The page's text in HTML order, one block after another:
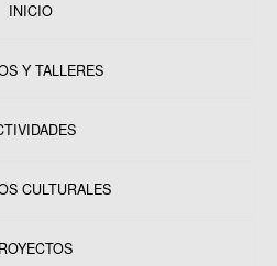
INICIO
Y TALLERES
CULTURALES